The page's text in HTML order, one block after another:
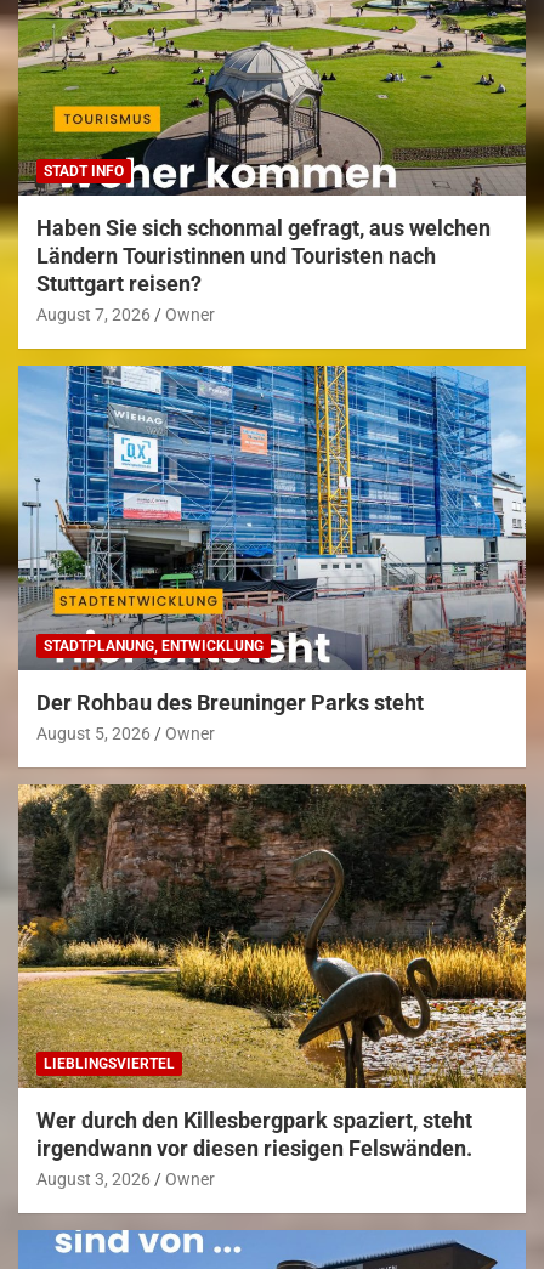
STADT INFO
Haben Sie sich schonmal gefragt, aus welchen
Ländern Touristinnen und Touristen nach
Stuttgart reisen?
August 7, 2026 Owner
STADTPLANUNG, ENTWICKLUNG
Der Rohbau des Breuninger Parks steht
August 5, 2026 Owner
LIEBLINGSVIERTEL
Wer durch den Killesbergpark spaziert, steht
irgendwann vor diesen riesigen Felswänden.
August 3, 2026 Owner